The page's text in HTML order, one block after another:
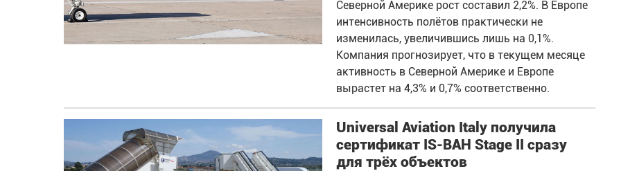
Северной Америке рост составил 2,2%. В Европе
интенсивность полётов практически не
изменилась, увеличившись лишь на 0,1%.
Компания прогнозирует, что в текущем месяце
активность в Северной Америке и Европе
вырастет на 4,3% и 0,7% соответственно.
Universal Aviation Italy получила
сертификат IS-BAH Stage II сразу
для трёх объектов